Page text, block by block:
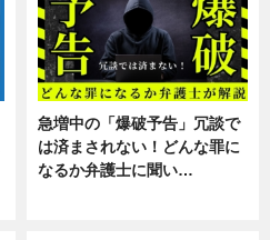
急増中の「爆破予告」冗談で
は済まされない！どんな罪に
なるか弁護士に聞い…